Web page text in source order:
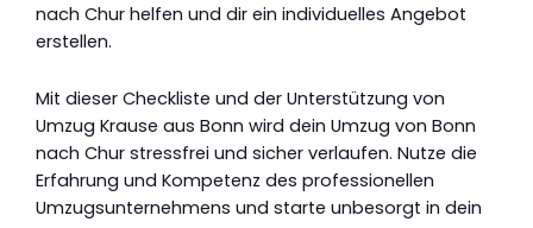
nach Chur helfen und dir ein individuelles Angebot
erstellen.
Mit dieser Checkliste und der Unterstützung von
Umzug Krause aus Bonn wird dein Umzug von Bonn
nach Chur stressfrei und sicher verlaufen. Nutze die
Erfahrung und Kompetenz des professionellen
Umzugsunternehmens und starte unbesorgt in dein